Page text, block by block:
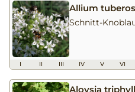
Allium
Schnitt-
I II III IV V VI
Aloysia